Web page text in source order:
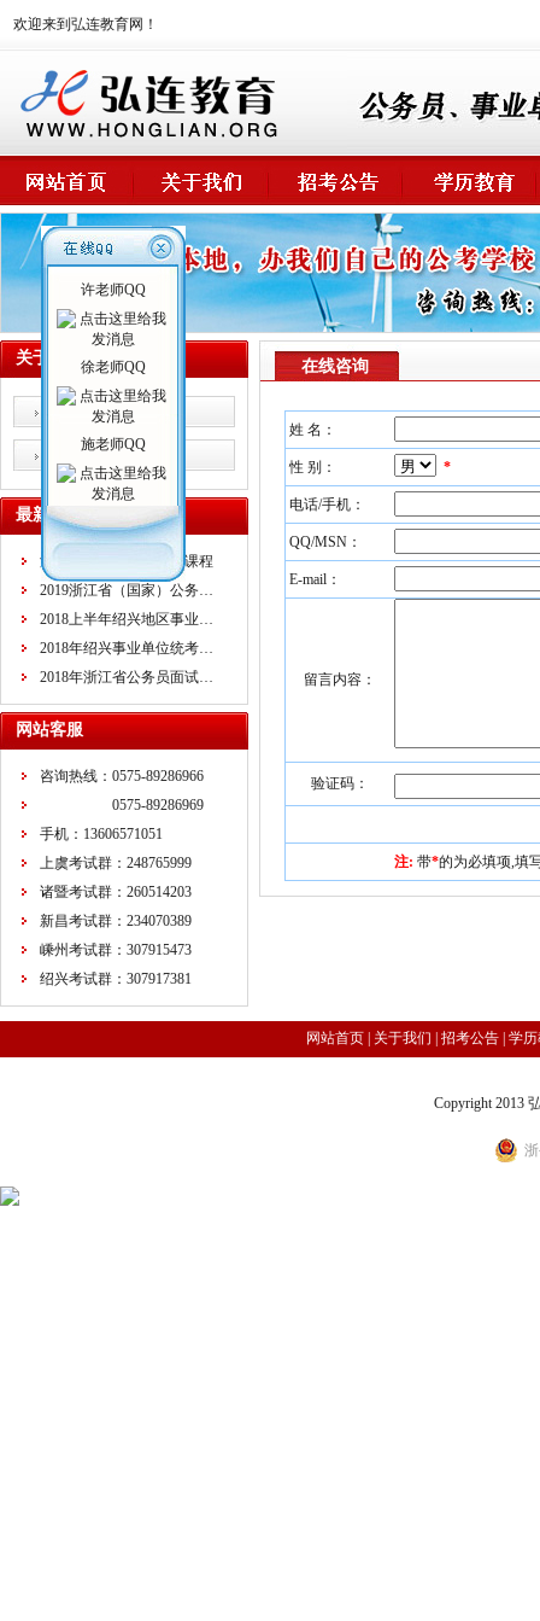
欢迎来到弘连教育网！
关于我们
校情概述
师资力量
最新课程
浙江省公务员面试培训课程
2019浙江省（国家）公务…
2018上半年绍兴地区事业…
2018年绍兴事业单位统考…
2018年浙江省公务员面试…
网站客服
咨询热线：0575-89286966
0575-89286969
手机：13606571051
上虞考试群：248765999
诸暨考试群：260514203
新昌考试群：234070389
嵊州考试群：307915473
绍兴考试群：307917381
在线咨询
姓 名：
性 别： *
电话/手机：
QQ/MSN：
E-mail：
留言内容：
验证码：
注: 带*的为必填项,填
网站首页| 关于我们 招考公告| 学
Copyright 2013
许老师QQ
徐老师QQ
施老师QQ